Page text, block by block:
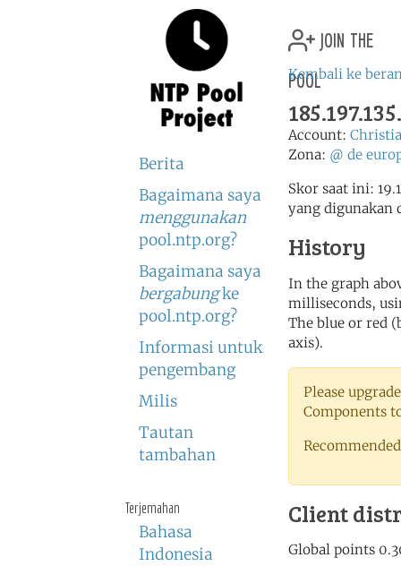
Berita
Bagaimana saya
menggunakan
pool.ntp.org?
Bagaimana saya
bergabungke
pool.ntp.org?
Informasi untuk
pengembang
Milis
Tautan
tambahan
Terjemahan
Bahasa
Indonesia
join the
pool
Kembali ke
Account:
Zona: @ de
Skor saat ini:
yang digunakan
History
In the graph
milliseconds,
The blue or red
axis).
Please
Components
Client